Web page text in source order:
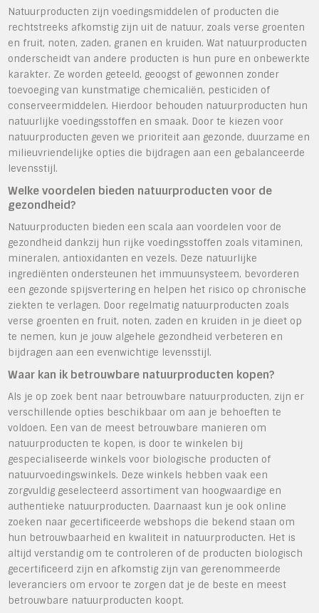
Natuurproducten zijn voedingsmiddelen of producten die
rechtstreeks afkomstig zijn uit de natuur, zoals verse groenten
en fruit, noten, zaden, granen en kruiden. Wat natuurproducten
onderscheidt van andere producten is hun pure en onbewerkte
karakter. Ze worden geteeld, geoogst of gewonnen zonder
toevoeging van kunstmatige chemicaliën, pesticiden of
conserveermiddelen. Hierdoor behouden natuurproducten hun
natuurlijke voedingsstoffen en smaak. Door te kiezen voor
natuurproducten geven we prioriteit aan gezonde, duurzame en
milieuvriendelijke opties die bijdragen aan een gebalanceerde
levensstijl.
Welke voordelen bieden natuurproducten voor de
gezondheid?
Natuurproducten bieden een scala aan voordelen voor de
gezondheid dankzij hun rijke voedingsstoffen zoals vitaminen,
mineralen, antioxidanten en vezels. Deze natuurlijke
ingrediënten ondersteunen het immuunsysteem, bevorderen
een gezonde spijsvertering en helpen het risico op chronische
ziekten te verlagen. Door regelmatig natuurproducten zoals
verse groenten en fruit, noten, zaden en kruiden in je dieet op
te nemen, kun je jouw algehele gezondheid verbeteren en
bijdragen aan een evenwichtige levensstijl.
Waar kan ik betrouwbare natuurproducten kopen?
Als je op zoek bent naar betrouwbare natuurproducten, zijn er
verschillende opties beschikbaar om aan je behoeften te
voldoen. Een van de meest betrouwbare manieren om
natuurproducten te kopen, is door te winkelen bij
gespecialiseerde winkels voor biologische producten of
natuurvoedingswinkels. Deze winkels hebben vaak een
zorgvuldig geselecteerd assortiment van hoogwaardige en
authentieke natuurproducten. Daarnaast kun je ook online
zoeken naar gecertificeerde webshops die bekend staan om
hun betrouwbaarheid en kwaliteit in natuurproducten. Het is
altijd verstandig om te controleren of de producten biologisch
gecertificeerd zijn en afkomstig zijn van gerenommeerde
leveranciers om ervoor te zorgen dat je de beste en meest
betrouwbare natuurproducten koopt.